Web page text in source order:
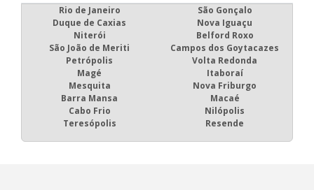
Rio de Janeiro
São Gonçalo
Duque de Caxias
Nova Iguaçu
Niterói
Belford Roxo
São João de Meriti
Campos dos Goytacazes
Petrópolis
Volta Redonda
Magé
Itaboraí
Mesquita
Nova Friburgo
Barra Mansa
Macaé
Cabo Frio
Nilópolis
Teresópolis
Resende